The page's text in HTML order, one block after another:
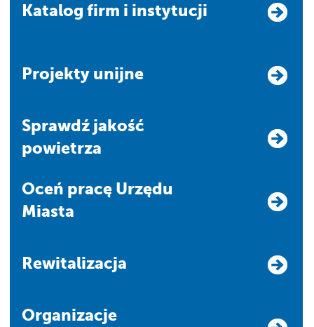
Katalog firm i instytucji
Projekty unijne
Sprawdź jakość
powietrza
Oceń pracę Urzędu
Miasta
Rewitalizacja
Organizacje